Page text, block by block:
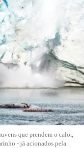
que prendem o calor,
- já acionados pela